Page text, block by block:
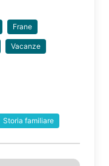
Frane
Vacanze
Storia familiare